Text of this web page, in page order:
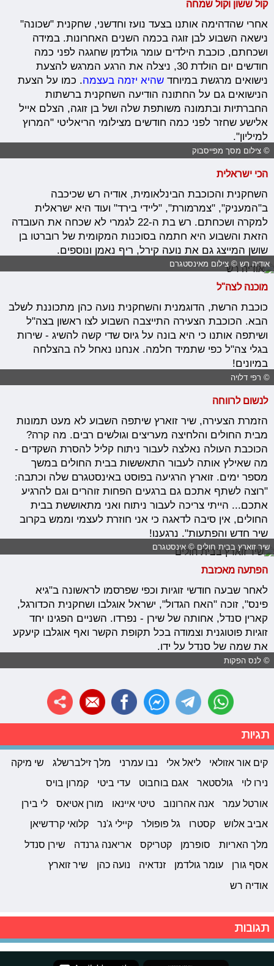
קול ששון וקול שמחה
אחרי שהדהימה אותנו בצעד נועז וחדשני, שחקנית "שכונה"
נישאה השבוע לבן זוגה בכמה השנים האחרונות. במידה
ושכחתם, כוכבת הילדים עומר גולדמן שחגגה לפני כמה
חודשים יום הולדת 30, ניצלה את הרגע המרגש להצעת
נישואים מרגשת במיוחדשהיא יזמה בעצמה. כמו על הצעת
הנישואים גם על החתונה הודיעה השחקנית ברשתות
החברתיות ובתמונה משותפת שלה ושל בן זוגה, הצלם אייל
אלישע שחזר לפני כמה חודשים מצילומי הריאליטי "המרוץ
למיליון".
© צילום מסך מפייסבוק
הכי ישראלית
השחקנית והכוכבת הבינלאומית, אודיה רש שכיכבה
ב"המעניק", "צמרמורת", "ליידי בירד" ועוד היא ישראלית
למקרה ושכחתם. רש בת ה-22 לגמרי לא שכחה את העובדה
הזאת והשבוע היא חתמה בסוכנות המקומית של רוברטו בן
שושן המייצג גם את נועה קירל, ריף נאמן ונוספים.
אודיה רש © צילום מאינסטגרם
מוכנה לצה"ל
כוכבת הרשת, הדוגמנית והשחקנית נועה כהן מתכוננת לשלב
הבא. הכוכבת הצעירה התייצבה השבוע לצו ראשון בצה"ל
ושיתפה אותנו כי היא בונה על גיוס שדי קשה להשיג - שירות
בגלי צה"ל כפי שתמיד חלמה. אנחנו נאחל לה בהצלחה
במיונים!
© רפי דלויה
לנשום לרווחה
הזמרת הצעירה, שיר זוארץ שיתפה השבוע לא מעט תמונות
מבית החולים והלחיצה מעריצים וגולשים רבים. מה קרה?
הכוכבת העולה נאלצה לעבור ניתוח קליל להסרת השקדים -
מה שאילץ אותה לעבור התאששות בבית החולים במשך
מספר ימים. זוארץ הרגיעה בפוסט באינסטגרם שלה וכתבה:
"רוצה לשתף אתכם גם ברגעים הפחות זוהרים וגם להרגיע
אתכם... הייתי צריכה לעבור ניתוח ואני מתאוששת בבית
החולים, אין סיבה לדאגה כי אני חוזרת לעצמי וממש בקרוב
שיר חדש והפתעות". נרגענו!
שיר זוארץ בבית חולים © אינסטגרם
הפתעה מאכזבת
לאחר שבעה חודשי זוגיות וכפי שפרסמו לראשונה ב"גיא
פינס", זוכה "האח הגדול", ישראל אוגלבו ושחקנית הכדורגל,
קארין סנדל, אחותה של שירן - נפרדו. השניים הפגינו יחד
זוגיות פוטוגנית וצמודה בכל תקופת הקשר ואף אוגלבו קיעקע
את שמה של סנדל על ידו.
© לנס הפקות
תגיות
קים אור אזולאי ליאל אלי נבו עמרני מלך זילברשלג
שי מיקה
נירו לוי
גולסטאר אגם בוחבוט עדי ביטי
קמרון בויס
אורטל עמר
אנה אהרונוב טיטי איינאו מורן אטיאס
לי בירן
אביב אלוש
קסטרו גל פופולר קיילי ג'נר
קלואי קרדשיאן
מלך האריות
סופרמן קטריקס אריאנה גרנדה
שירן סנדל
אסף גורן
עומר גולדמן זנדאיה נועה כהן
שיר זוארץ
אודיה רש
תגובות